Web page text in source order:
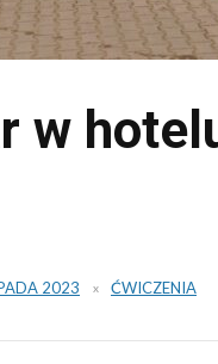
w
2023 ĆWICZENIA